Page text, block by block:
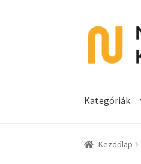
Ugrás
navigációhoz
Kilépés
tartalomba
Kategóriák
Kezdőlap